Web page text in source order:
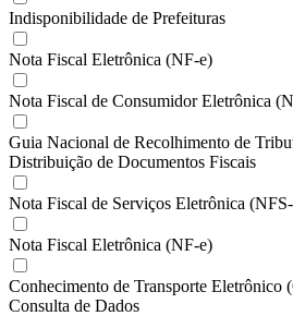
Indisponibilidade de Prefeituras
Nota Fiscal Eletrônica (NF-e)
Nota Fiscal de Consumidor Eletrônica
Guia Nacional de Recolhimento de
Distribuição de Documentos Fiscais
Nota Fiscal de Serviços Eletrônica
Nota Fiscal Eletrônica (NF-e)
Conhecimento de Transporte Eletrônico
Consulta de Dados